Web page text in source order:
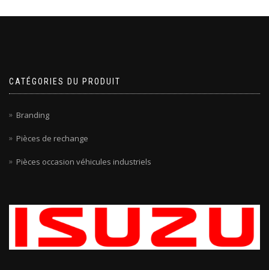
CATÉGORIES DU PRODUIT
Branding
Pièces de rechange
Pièces occasion véhicules industriels